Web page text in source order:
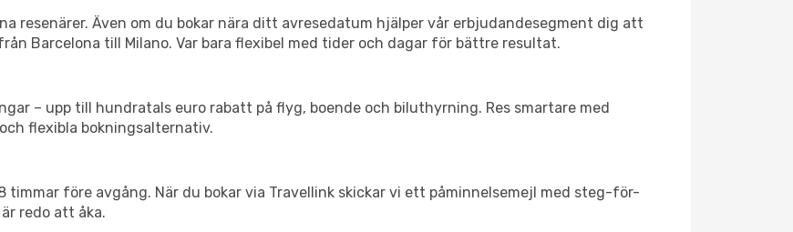
resenärer. Även om du bokar nära ditt avresedatum hjälper vår erbjudandesegment dig att
Barcelona till Milano. Var bara flexibel med tider och dagar för bättre resultat.
– upp till hundratals euro rabatt på flyg, boende och biluthyrning. Res smartare med
flexibla bokningsalternativ.
före avgång. När du bokar via Travellink skickar vi ett påminnelsemejl med steg-för-
redo att åka.